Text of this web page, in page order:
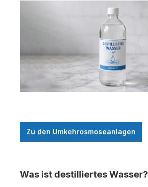
Zu den Umkehrosmoseanlagen
Was ist destilliertes Wasser?